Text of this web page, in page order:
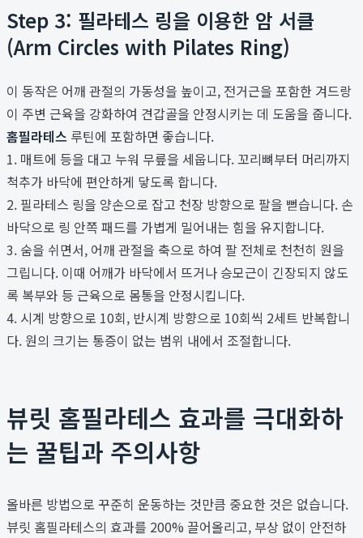
Step 3: 필라테스 링을 이용한 암 서클
(Arm Circles with Pilates Ring)
이 동작은 어깨 관절의 가동성을 높이고, 전거근을 포함한 겨드랑
이 주변 근육을 강화하여 견갑골을 안정시키는 데 도움을 줍니다.
홈필라테스 루틴에 포함하면 좋습니다.
1. 매트에 등을 대고 누워 무릎을 세웁니다. 꼬리뼈부터 머리까지
척추가 바닥에 편안하게 닿도록 합니다.
2. 필라테스 링을 양손으로 잡고 천장 방향으로 팔을 뻗습니다. 손
바닥으로 링 안쪽 패드를 가볍게 밀어내는 힘을 유지합니다.
3. 숨을 쉬면서, 어깨 관절을 축으로 하여 팔 전체로 천천히 원을
그립니다. 이때 어깨가 바닥에서 뜨거나 승모근이 긴장되지 않도
록 복부와 등 근육으로 몸통을 안정시킵니다.
4. 시계 방향으로 10회, 반시계 방향으로 10회씩 2세트 반복합니
다. 원의 크기는 통증이 없는 범위 내에서 조절합니다.
뷰릿 홈필라테스 효과를 극대화하
는 꿀팁과 주의사항
올바른 방법으로 꾸준히 운동하는 것만큼 중요한 것은 없습니다.
뷰릿 홈필라테스의 효과를 200% 끌어올리고, 부상 없이 안전하